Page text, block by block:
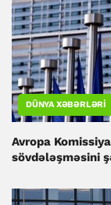
DÜNYA XƏBƏRLƏRI
Avropa
sövdələşməsini